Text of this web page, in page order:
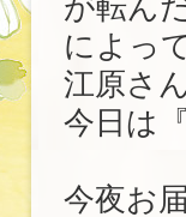
が転ん
によっ
江原さん
今日は
今夜お